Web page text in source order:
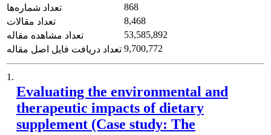
تعداد شماره‌ها
868
تعداد مقالات
8,468
تعداد مشاهده مقاله
53,585,892
تعداد دریافت فایل اصل مقاله 9,700,772
1.
Evaluating the environmental and
therapeutic impacts of dietary
supplement (Case study: The